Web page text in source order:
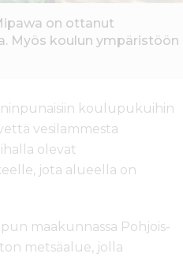
on ottanut
Myös koulun ympäristöön
koulupukuihin
vesilammesta
olevat
jota alueella on
maakunnassa Pohjois-
metsäalue, jolla